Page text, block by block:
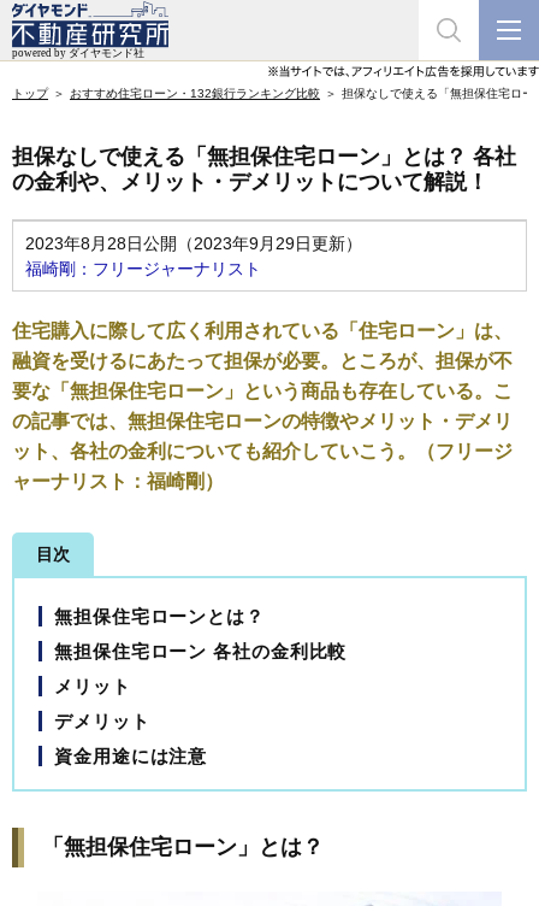
トップ おすすめ住宅ローン・132銀行ランキング比較 担保なしで使える「無担保住宅ロ
担保なしで使える「無担保住宅ローン」とは？ 各社
の金利や、メリット・デメリットについて解説！
2023年8月28日公開（2023年9月29日更新）
福崎剛：フリージャーナリスト
住宅購入に際して広く利用されている「住宅ローン」は、
融資を受けるにあたって担保が必要。ところが、担保が不
要な「無担保住宅ローン」という商品も存在している。こ
の記事では、無担保住宅ローンの特徴やメリット・デメリ
ット、各社の金利についても紹介していこう。（フリージ
ャーナリスト：福崎剛）
目次
無担保住宅ローンとは？
無担保住宅ローン 各社の金利比較
メリット
デメリット
資金用途には注意
「無担保住宅ローン」とは？